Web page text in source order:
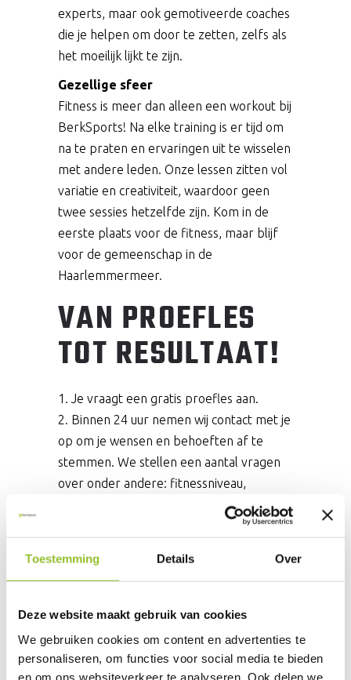
Toestemming Details Over
Deze website maakt gebruik van cookies
We gebruiken cookies om content en advertenties te
personaliseren, om functies voor social media te bieden
en om ons websiteverkeer te analyseren. Ook delen we
experts, maar ook gemotiveerde coaches
die je helpen om door te zetten, zelfs als
het moeilijk lijkt te zijn.
Gezellige sfeer
Fitness is meer dan alleen een workout bij
BerkSports! Na elke training is er tijd om
na te praten en ervaringen uit te wisselen
met andere leden. Onze lessen zitten vol
variatie en creativiteit, waardoor geen
twee sessies hetzelfde zijn. Kom in de
eerste plaats voor de fitness, maar blijf
voor de gemeenschap in de
Haarlemmermeer.
VAN PROEFLES
TOT RESULTAAT!
Je vraagt een gratis proefles aan.
Binnen 24 uur nemen wij contact met je
op om je wensen en behoeften af te
stemmen. We stellen een aantal vragen
over onder andere: fitnessniveau,
blessures, motivatie voor het sporten en
het jou het beste uitkomt.
deze type training bij jouw ambitie?
en start je eerste les!